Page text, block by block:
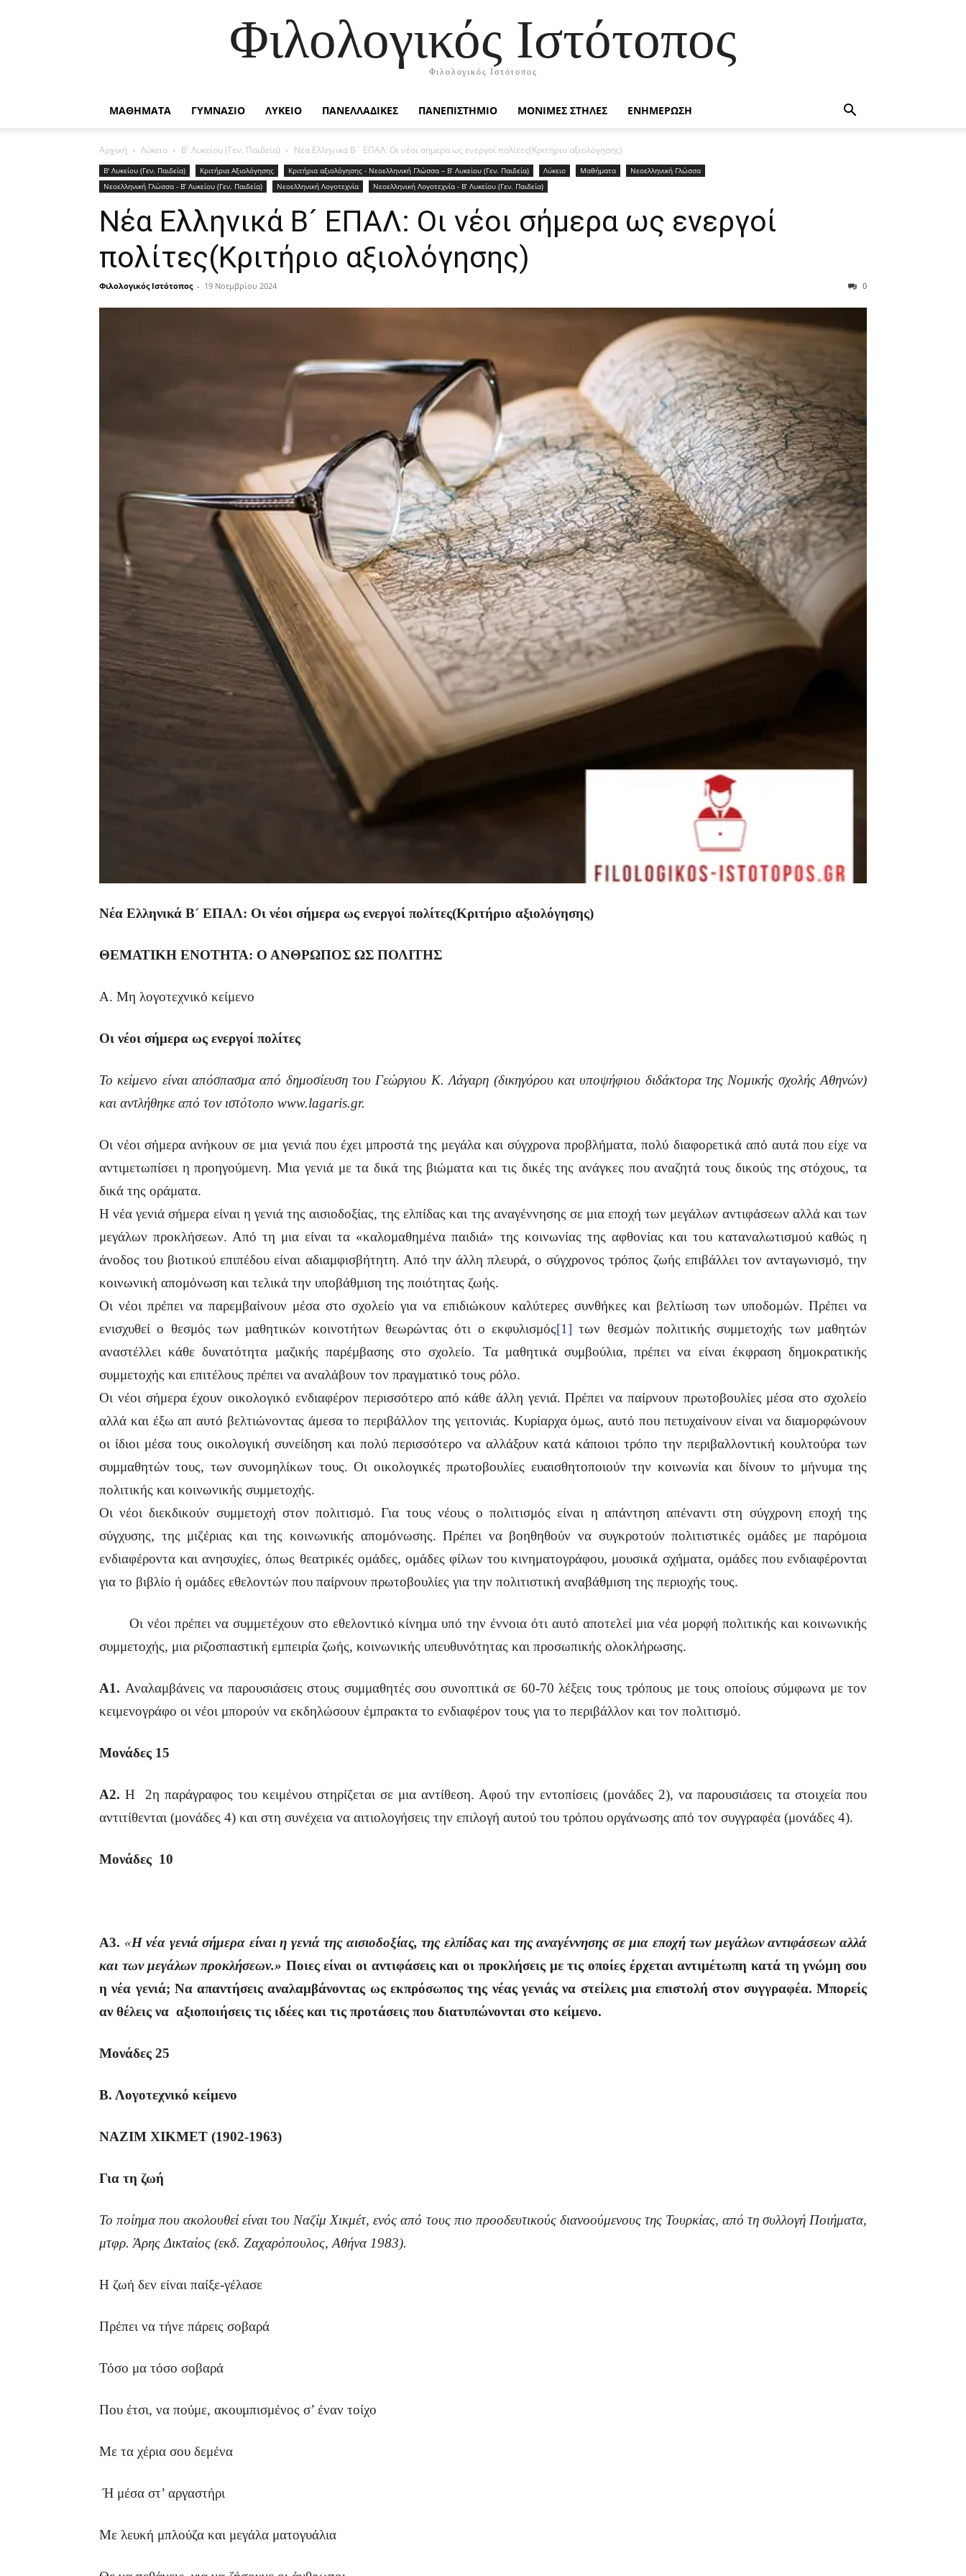
Φιλολογικός Ιστότοπος
Φιλολογικός Ιστότοπος
ΜΑΘΗΜΑΤΑ ΓΥΜΝΑΣΙΟ ΛΥΚΕΙΟ ΠΑΝΕΛΛΑΔΙΚΕΣ ΠΑΝΕΠΙΣΤΗΜΙΟ ΜΟΝΙΜΕΣ ΣΤΗΛΕΣ ΕΝΗΜΕΡΩΣΗ
Αρχική Λύκειο Β' Λυκείου (Γεν. Παιδεία) Νέα Ελληνικά Β´ ΕΠΑΛ: Οι νέοι σήμερα ως ενεργοί πολίτες(Κριτήριο αξιολόγησης)
Β' Λυκείου (Γεν. Παιδεία) Κριτήρια Αξιολόγησης Κριτήρια αξιολόγησης - Νεοελληνική Γλώσσα – Β’ Λυκείου (Γεν. Παιδεία) Λύκειο Μαθήματα
Νεοελληνική Γλώσσα
Νεοελληνική Γλώσσα - Β’ Λυκείου (Γεν. Παιδεία)
Νεοελληνική Λογοτεχνία Νεοελληνική Λογοτεχνία - Β’ Λυκείου (Γεν. Παιδεία)
Νέα Ελληνικά Β´ ΕΠΑΛ: Οι νέοι σήμερα ως ενεργοί
πολίτες(Κριτήριο αξιολόγησης)
Φιλολογικός Ιστότοπος - 19 Νοεμβρίου 2024 0
Νέα Ελληνικά Β´ ΕΠΑΛ: Οι νέοι σήμερα ως ενεργοί πολίτες(Κριτήριο αξιολόγησης)
ΘΕΜΑΤΙΚΗ ΕΝΟΤΗΤΑ: Ο ΑΝΘΡΩΠΟΣ ΩΣ ΠΟΛΙΤΗΣ
Α. Μη λογοτεχνικό κείμενο
Οι νέοι σήμερα ως ενεργοί πολίτες
Το κείμενο είναι απόσπασμα από δημοσίευση του Γεώργιου Κ. Λάγαρη (δικηγόρου και υποψήφιου διδάκτορα της Νομικής σχολής Αθηνών)
και αντλήθηκε από τον ιστότοπο www.lagaris.gr.
Οι νέοι σήμερα ανήκουν σε μια γενιά που έχει μπροστά της μεγάλα και σύγχρονα προβλήματα, πολύ διαφορετικά από αυτά που είχε να
αντιμετωπίσει η προηγούμενη. Μια γενιά με τα δικά της βιώματα και τις δικές της ανάγκες που αναζητά τους δικούς της στόχους, τα
δικά της οράματα.
Η νέα γενιά σήμερα είναι η γενιά της αισιοδοξίας, της ελπίδας και της αναγέννησης σε μια εποχή των μεγάλων αντιφάσεων αλλά και των
μεγάλων προκλήσεων. Από τη μια είναι τα «καλομαθημένα παιδιά» της κοινωνίας της αφθονίας και του καταναλωτισμού καθώς η
άνοδος του βιοτικού επιπέδου είναι αδιαμφισβήτητη. Από την άλλη πλευρά, ο σύγχρονος τρόπος ζωής επιβάλλει τον ανταγωνισμό, την
κοινωνική απομόνωση και τελικά την υποβάθμιση της ποιότητας ζωής.
Οι νέοι πρέπει να παρεμβαίνουν μέσα στο σχολείο για να επιδιώκουν καλύτερες συνθήκες και βελτίωση των υποδομών. Πρέπει να
ενισχυθεί ο θεσμός των μαθητικών κοινοτήτων θεωρώντας ότι ο εκφυλισμός[1] των θεσμών πολιτικής συμμετοχής των μαθητών
αναστέλλει κάθε δυνατότητα μαζικής παρέμβασης στο σχολείο. Τα μαθητικά συμβούλια, πρέπει να είναι έκφραση δημοκρατικής
συμμετοχής και επιτέλους πρέπει να αναλάβουν τον πραγματικό τους ρόλο.
Οι νέοι σήμερα έχουν οικολογικό ενδιαφέρον περισσότερο από κάθε άλλη γενιά. Πρέπει να παίρνουν πρωτοβουλίες μέσα στο σχολείο
αλλά και έξω απ αυτό βελτιώνοντας άμεσα το περιβάλλον της γειτονιάς. Κυρίαρχα όμως, αυτό που πετυχαίνουν είναι να διαμορφώνουν
οι ίδιοι μέσα τους οικολογική συνείδηση και πολύ περισσότερο να αλλάξουν κατά κάποιοι τρόπο την περιβαλλοντική κουλτούρα των
συμμαθητών τους, των συνομηλίκων τους. Οι οικολογικές πρωτοβουλίες ευαισθητοποιούν την κοινωνία και δίνουν το μήνυμα της
πολιτικής και κοινωνικής συμμετοχής.
Οι νέοι διεκδικούν συμμετοχή στον πολιτισμό. Για τους νέους ο πολιτισμός είναι η απάντηση απέναντι στη σύγχρονη εποχή της
σύγχυσης, της μιζέριας και της κοινωνικής απομόνωσης. Πρέπει να βοηθηθούν να συγκροτούν πολιτιστικές ομάδες με παρόμοια
ενδιαφέροντα και ανησυχίες, όπως θεατρικές ομάδες, ομάδες φίλων του κινηματογράφου, μουσικά σχήματα, ομάδες που ενδιαφέρονται
για το βιβλίο ή ομάδες εθελοντών που παίρνουν πρωτοβουλίες για την πολιτιστική αναβάθμιση της περιοχής τους.
Οι νέοι πρέπει να συμμετέχουν στο εθελοντικό κίνημα υπό την έννοια ότι αυτό αποτελεί μια νέα μορφή πολιτικής και κοινωνικής
συμμετοχής, μια ριζοσπαστική εμπειρία ζωής, κοινωνικής υπευθυνότητας και προσωπικής ολοκλήρωσης.
Α1. Αναλαμβάνεις να παρουσιάσεις στους συμμαθητές σου συνοπτικά σε 60-70 λέξεις τους τρόπους με τους οποίους σύμφωνα με τον
κειμενογράφο οι νέοι μπορούν να εκδηλώσουν έμπρακτα το ενδιαφέρον τους για το περιβάλλον και τον πολιτισμό.
Μονάδες 15
Α2. Η 2η παράγραφος του κειμένου στηρίζεται σε μια αντίθεση. Αφού την εντοπίσεις (μονάδες 2), να παρουσιάσεις τα στοιχεία που
αντιτίθενται (μονάδες 4) και στη συνέχεια να αιτιολογήσεις την επιλογή αυτού του τρόπου οργάνωσης από τον συγγραφέα (μονάδες 4).
Μονάδες 10
Α3. «Η νέα γενιά σήμερα είναι η γενιά της αισιοδοξίας, της ελπίδας και της αναγέννησης σε μια εποχή των μεγάλων αντιφάσεων αλλά
και των μεγάλων προκλήσεων.» Ποιες είναι οι αντιφάσεις και οι προκλήσεις με τις οποίες έρχεται αντιμέτωπη κατά τη γνώμη σου
η νέα γενιά; Να απαντήσεις αναλαμβάνοντας ως εκπρόσωπος της νέας γενιάς να στείλεις μια επιστολή στον συγγραφέα. Μπορείς
αν θέλεις να αξιοποιήσεις τις ιδέες και τις προτάσεις που διατυπώνονται στο κείμενο.
Μονάδες 25
Β. Λογοτεχνικό κείμενο
ΝΑΖΙΜ ΧΙΚΜΕΤ (1902-1963)
Για τη ζωή
Το ποίημα που ακολουθεί είναι του Ναζίμ Χικμέτ, ενός από τους πιο προοδευτικούς διανοούμενους της Τουρκίας, από τη συλλογή Ποιήματα,
μτφρ. Άρης Δικταίος (εκδ. Ζαχαρόπουλος, Αθήνα 1983).
Η ζωή δεν είναι παίξε-γέλασε
Πρέπει να τήνε πάρεις σοβαρά
Τόσο μα τόσο σοβαρά
Που έτσι, να πούμε, ακουμπισμένος σ’ έναν τοίχο
Με τα χέρια σου δεμένα
Ή μέσα στ’ αργαστήρι
Με λευκή μπλούζα και μεγάλα ματογυάλια